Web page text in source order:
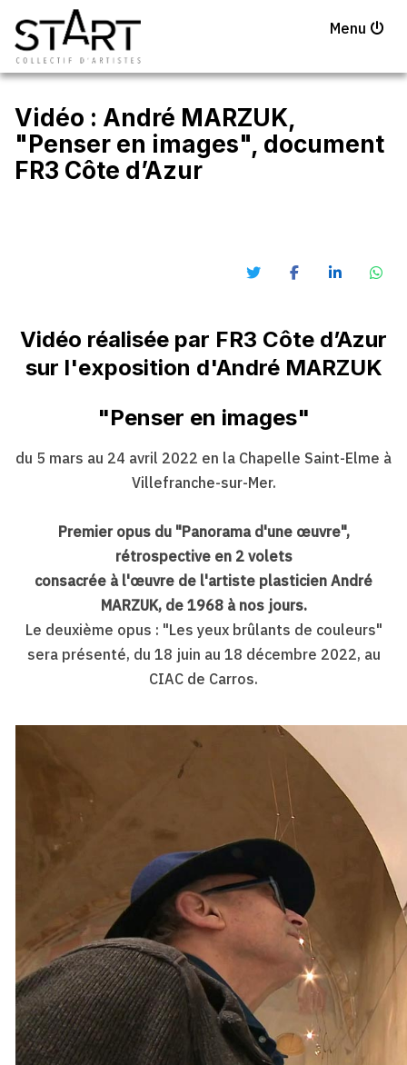
Menu
Vidéo : André MARZUK,
"Penser en images", document
FR3 Côte d’Azur
Vidéo réalisée par FR3 Côte d’Azur
sur l'exposition d'André MARZUK
"Penser en images"
du 5 mars au 24 avril 2022 en la Chapelle Saint-Elme à
Villefranche-sur-Mer.
Premier opus du "Panorama d'une œuvre",
rétrospective en 2 volets
consacrée à l'œuvre de l'artiste plasticien André
MARZUK, de 1968 à nos jours.
Le deuxième opus : "Les yeux brûlants de couleurs"
sera présenté, du 18 juin au 18 décembre 2022, au
CIAC de Carros.